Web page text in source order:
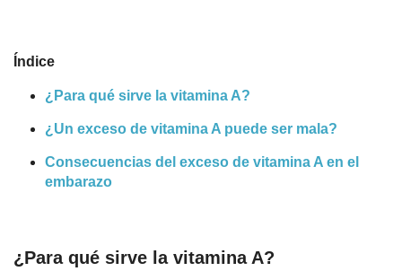
Índice
¿Para qué sirve la vitamina A?
¿Un exceso de vitamina A puede ser mala?
Consecuencias del exceso de vitamina A en el
embarazo
¿Para qué sirve la vitamina A?